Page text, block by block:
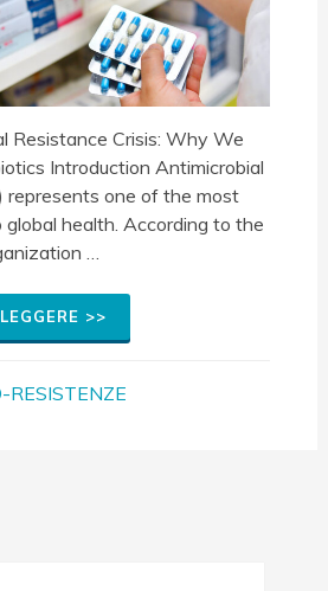
Resistance Crisis: Why We
Introduction Antimicrobial
represents one of the most
health. According to the
…
>>
RESISTENZE